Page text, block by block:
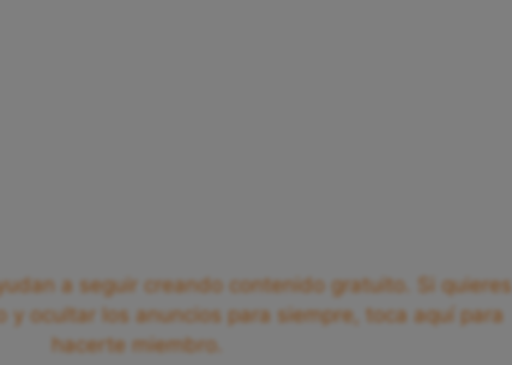
a seguir creando contenido gratuito. Si quieres
y ocultar los anuncios para siempre, toca aquí para
hacerte miembro.